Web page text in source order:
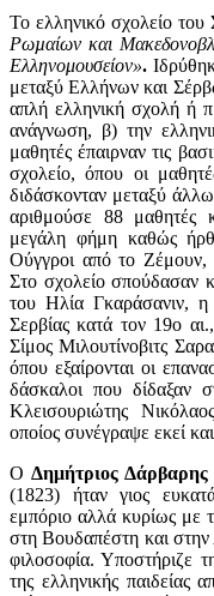
Το ελληνικό σχολείο του
Ρωµαίων και
Ελληνομουσείον».
μεταξύ Ελλήνων και
απλή ελληνική σχολή ή
ανάγνωση, β) την
μαθητές έπαιρναν τις
σχολείο, όπου οι
διδάσκονταν μεταξύ
αριθμούσε 88 μαθητές
μεγάλη φήμη καθώς
Ούγγροι από το Ζέμουν,
Στο σχολείο σπούδασαν
του Ηλία Γκαράσανιν, η
Σερβίας κατά τον 19ο
Σίμος Μιλουτίνοβιτς
όπου εξαίρονται οι
δάσκαλοι που δίδαξαν
Κλεισουριώτης
οποίος συνέγραψε εκεί
Ο Δημήτριος Δάρβαρης
(1823) ήταν γιος
εμπόριο αλλά κυρίως με
στη Βουδαπέστη και στην
φιλοσοφία. Υποστήριζε
της ελληνικής